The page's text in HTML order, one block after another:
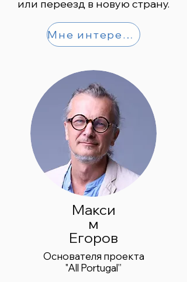
или переезд в новую страну.
Мне интересно
Макси
м
Егоров
Основателя проекта
"All Portugal”